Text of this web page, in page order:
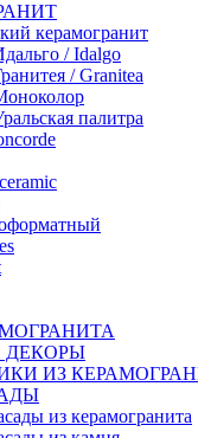
керамогранит
/ Idalgo
/ Granitea
палитра
ДЕКОРЫ
ИЗ
из керамогранита